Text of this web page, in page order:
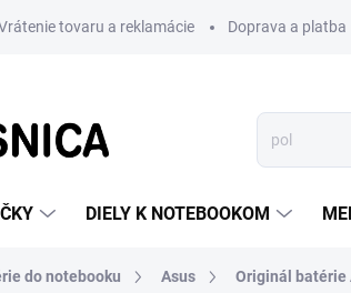
tovaru a reklamácie Doprava a platba
DIELY K NOTEBOOKOM
do notebooku Asus Originál batérie